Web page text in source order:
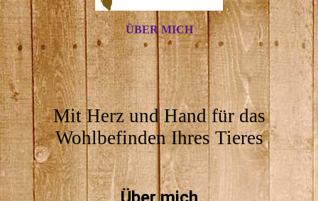
ÜBER MICH
Mit Herz und Hand für das
Wohlbefinden Ihres Tieres